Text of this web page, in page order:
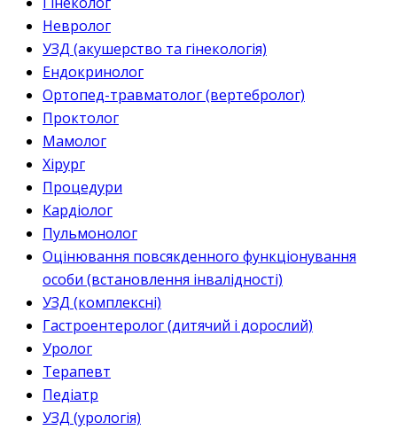
Невролог
УЗД (акушерство та гінекологія)
Ендокринолог
Ортопед-травматолог (вертебролог)
Проктолог
Мамолог
Хірург
Процедури
Кардіолог
Пульмонолог
Оцінювання повсякденного функціонування
особи (встановлення інвалідності)
УЗД (комплексні)
Гастроентеролог (дитячий і дорослий)
Уролог
Терапевт
Педіатр
УЗД (урологія)